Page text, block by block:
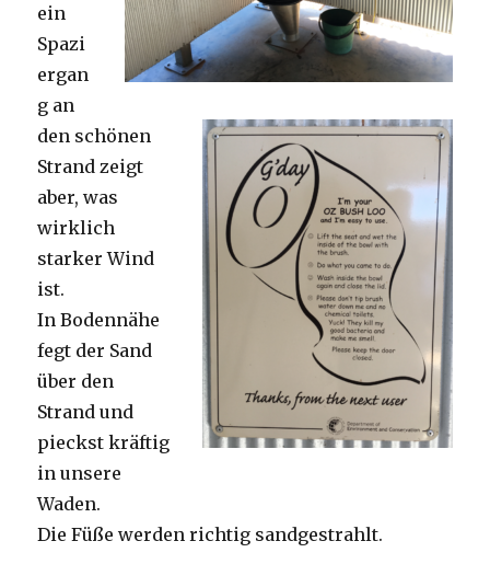
ein
Spazi
ergan
g an
den schönen
Strand zeigt
aber, was
wirklich
starker Wind
ist.
In Bodennähe
fegt der Sand
über den
Strand und
pieckst kräftig
in unsere
Waden.
Die Füße werden richtig sandgestrahlt.